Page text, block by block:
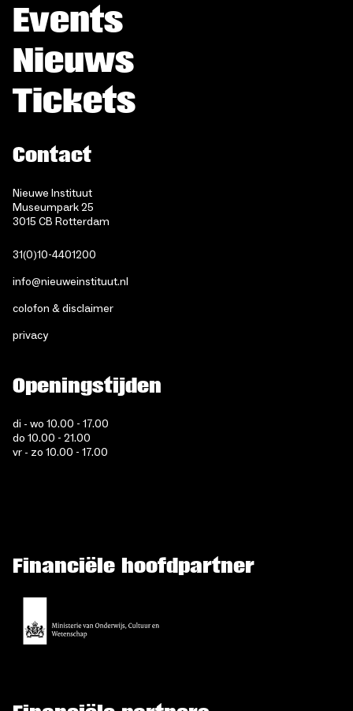
Events
Nieuws
Tickets
Contact
Nieuwe Instituut
Museumpark 25
3015 CB Rotterdam
31(0)10-4401200
info@nieuweinstituut.nl
colofon & disclaimer
privacy
Openingstijden
di - wo 10.00 - 17.00
do 10.00 - 21.00
vr - zo 10.00 - 17.00
Financiële hoofdpartner